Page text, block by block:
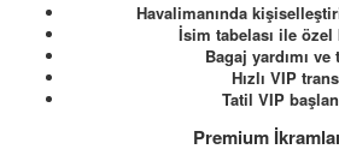
Havalimanında
İsim tabelası ile özel
Bagaj yardımı ve
Hızlı VIP
Tatil VIP
Premium